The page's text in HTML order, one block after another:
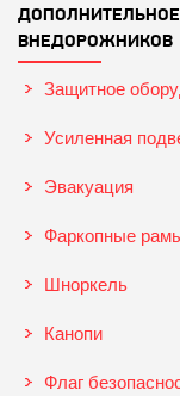
ВНЕДОРОЖНИКОВ
Защитное
Усиленная
Эвакуация
Фаркопные
Шноркель
Канопи
Флаг